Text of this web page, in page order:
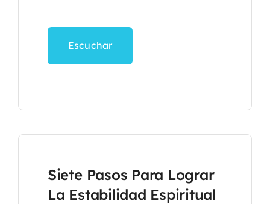
Escuchar
Siete Pasos Para Lograr
La Estabilidad Espiritual